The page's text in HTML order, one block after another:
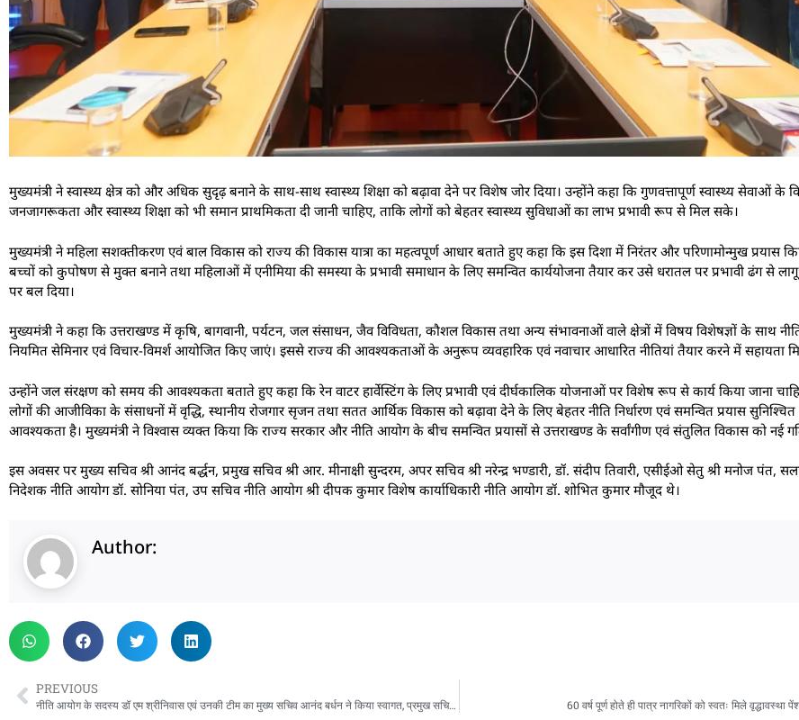
मुख्यमंत्री ने स्वास्थ्य क्षेत्र को और अधिक सुदृढ़ बनाने के साथ-साथ स्वास्थ्य शिक्षा को बढ़ावा देने पर विशेष जोर दिया। उन्होंने कहा कि गुणवत्तापूर्ण स्वास्थ्य सेवाओं के
जनजागरूकता और स्वास्थ्य शिक्षा को भी समान प्राथमिकता दी जानी चाहिए, ताकि लोगों को बेहतर स्वास्थ्य सुविधाओं का लाभ प्रभावी रूप से मिल सके।
मुख्यमंत्री ने महिला सशक्तीकरण एवं बाल विकास को राज्य की विकास यात्रा का महत्वपूर्ण आधार बताते हुए कहा कि इस दिशा में निरंतर और परिणामोन्मुख प्रयास
बच्चों को कुपोषण से मुक्त बनाने तथा महिलाओं में एनीमिया की समस्या के प्रभावी समाधान के लिए समन्वित कार्ययोजना तैयार कर उसे धरातल पर प्रभावी ढंग से
पर बल दिया।
मुख्यमंत्री ने कहा कि उत्तराखण्ड में कृषि, बागवानी, पर्यटन, जल संसाधन, जैव विविधता, कौशल विकास तथा अन्य संभावनाओं वाले क्षेत्रों में विषय विशेषज्ञों के साथ
नियमित सेमिनार एवं विचार-विमर्श आयोजित किए जाएं। इससे राज्य की आवश्यकताओं के अनुरूप व्यवहारिक एवं नवाचार आधारित नीतियां तैयार करने में सहायता
उन्होंने जल संरक्षण को समय की आवश्यकता बताते हुए कहा कि रेन वाटर हार्वेस्टिंग के लिए प्रभावी एवं दीर्घकालिक योजनाओं पर विशेष रूप से कार्य किया जाना
लोगों की आजीविका के संसाधनों में वृद्धि, स्थानीय रोजगार सृजन तथा सतत आर्थिक विकास को बढ़ावा देने के लिए बेहतर नीति निर्धारण एवं समन्वित प्रयास
आवश्यकता है। मुख्यमंत्री ने विश्वास व्यक्त किया कि राज्य सरकार और नीति आयोग के बीच समन्वित प्रयासों से उत्तराखण्ड के सर्वांगीण एवं संतुलित विकास को नई
इस अवसर पर मुख्य सचिव श्री आनंद बर्द्धन, प्रमुख सचिव श्री आर. मीनाक्षी सुन्दरम, अपर सचिव श्री नरेन्द्र भण्डारी, डॉ. संदीप तिवारी, एसीईओ सेतु श्री मनोज पंत,
निदेशक नीति आयोग डॉ. सोनिया पंत, उप सचिव नीति आयोग श्री दीपक कुमार विशेष कार्याधिकारी नीति आयोग डॉ. शोभित कुमार मौजूद थे।
Author:
PREVIOUS
नीति आयोग के सदस्य डॉ एम श्रीनिवास एवं उनकी टीम का मुख्य सचिव आनंद बर्धन ने किया स्वागत, प्रमुख सचिव डॉ आर मीनाक्षी सुंदरम ने राज्य की प्रगति का दिया प्रेजेंटेशन 60 वर्ष पूर्ण होते ही पात्र नागरिकों को स्वतः मिले वृद्धावस्था